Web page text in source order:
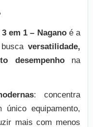
em 1 – Naganoé a
versatilidade,
desempenhona
: concentra
equipamento,
mais com menos